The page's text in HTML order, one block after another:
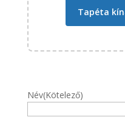
Tapéta
Név(Kötelező)